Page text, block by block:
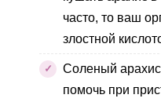
часто, то ваш
злостной
Соленый
помочь при